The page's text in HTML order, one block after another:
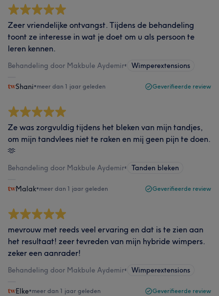
Zeer vriendelijke ontvangst. Tijdens de behandeling
toont ze interesse in wat je doet om u als persoon te
leren kennen.
Behandeling door Makbule Aydemir• Wimperextensions
Shani•meer dan 1 jaar geleden Geverifieerde review
Ze was zorgvuldig tijdens het bleken van mijn tandjes,
om mijn tandvlees niet te raken en mij geen pijn te doen.
🫶
Behandeling door Makbule Aydemir• Tanden bleken
Malak•meer dan 1 jaar geleden Geverifieerde review
mevrouw met reeds veel ervaring en dat is te zien aan
het resultaat! zeer tevreden van mijn hybride wimpers.
zeker een aanrader!
Behandeling door Makbule Aydemir• Wimperextensions
Elke•meer dan 1 jaar geleden Geverifieerde review